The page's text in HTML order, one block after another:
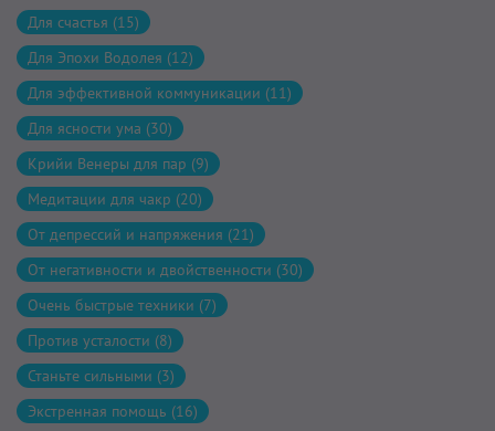
Для счастья (15)
Для Эпохи Водолея (12)
Для эффективной коммуникации (11)
Для ясности ума (30)
Крийи Венеры для пар (9)
Медитации для чакр (20)
От депрессий и напряжения (21)
От негативности и двойственности (30)
Очень быстрые техники (7)
Против усталости (8)
Станьте сильными (3)
Экстренная помощь (16)